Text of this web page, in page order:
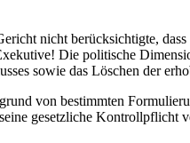
nicht berücksichtigte,
Die politische
sowie das Löschen der
von bestimmten
gesetzliche Kontrollpflicht